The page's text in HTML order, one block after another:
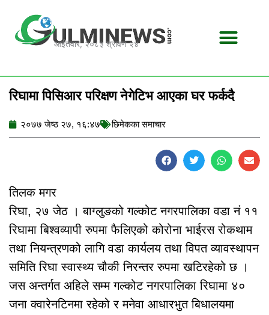
content
आईतवार, २०८३ श्रावण २४
रिघामा पिसिआर परिक्षण नेगेटिभ आएका घर फर्कदै
२०७७ जेष्ठ २७, १६:४७ छिमेकका समाचार
तिलक मगर
रिघा, २७ जेठ । बाग्लुङको गल्कोट नगरपालिका वडा नं ११
रिघामा बिश्वव्यापी रुपमा फैलिएको कोरोना भाईरस रोकथाम
तथा नियन्त्रणको लागि वडा कार्यलय तथा विपत व्यावस्थापन
समिति रिघा स्वास्थ्य चौकी निरन्तर रुपमा खटिरहेको छ ।
जस अन्तर्गत अहिले सम्म गल्कोट नगरपालिका रिघामा ४०
जना क्वारेनटिनमा रहेको र मनेवा आधारभुत बिधालयमा